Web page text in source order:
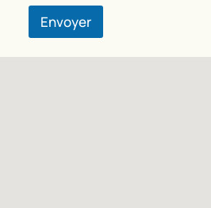
Envoyer